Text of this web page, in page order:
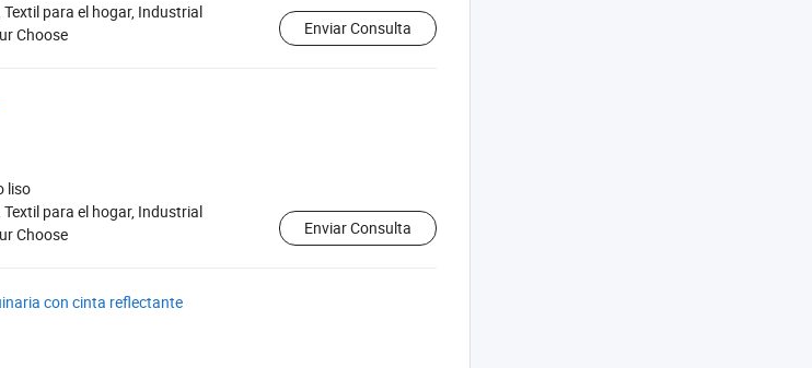
Textil para el hogar, Industrial
Choose Enviar Consulta
liso
Textil para el hogar, Industrial
Choose Enviar Consulta
con cinta reflectante